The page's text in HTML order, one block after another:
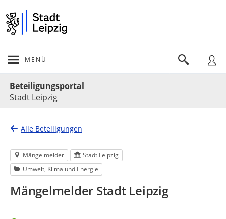
MENÜ
Beteiligungsportal
Stadt Leipzig
Alle Beteiligungen
Mängelmelder
Stadt Leipzig
Umwelt, Klima und Energie
Mängelmelder Stadt Leipzig